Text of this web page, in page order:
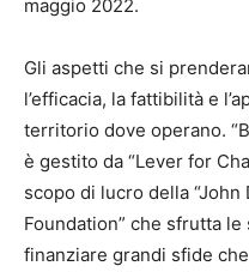
maggio 2022.
Gli aspetti che si
l’efficacia, la fattibilità e
territorio dove operano.
è gestito da “Lever for
scopo di lucro della
Foundation” che sfrutta
finanziare grandi sfide